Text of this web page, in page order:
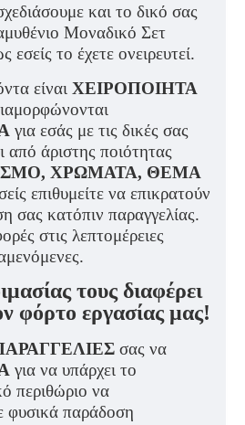
και το δικό σας
Μοναδικό Σετ
εσείς το έχετε ονειρευτεί.
είναι ΧΕΙΡΟΠΟΙΗΤΑ
για εσάς με τις δικές σας
από άριστης ποιότητας
ΧΡΩΜΑΤΑ, ΘΕΜΑ
επιθυμείτε να επικρατούν
σας κατόπιν παραγγελίας.
στις λεπτομέρειες
τους διαφέρει
φόρτο εργασίας μας!
σας να
για να υπάρχει το
περιθώριο να
φυσικά παράδοση